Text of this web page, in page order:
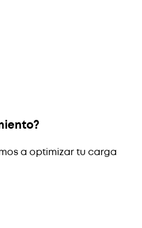
a optimizar tu carga